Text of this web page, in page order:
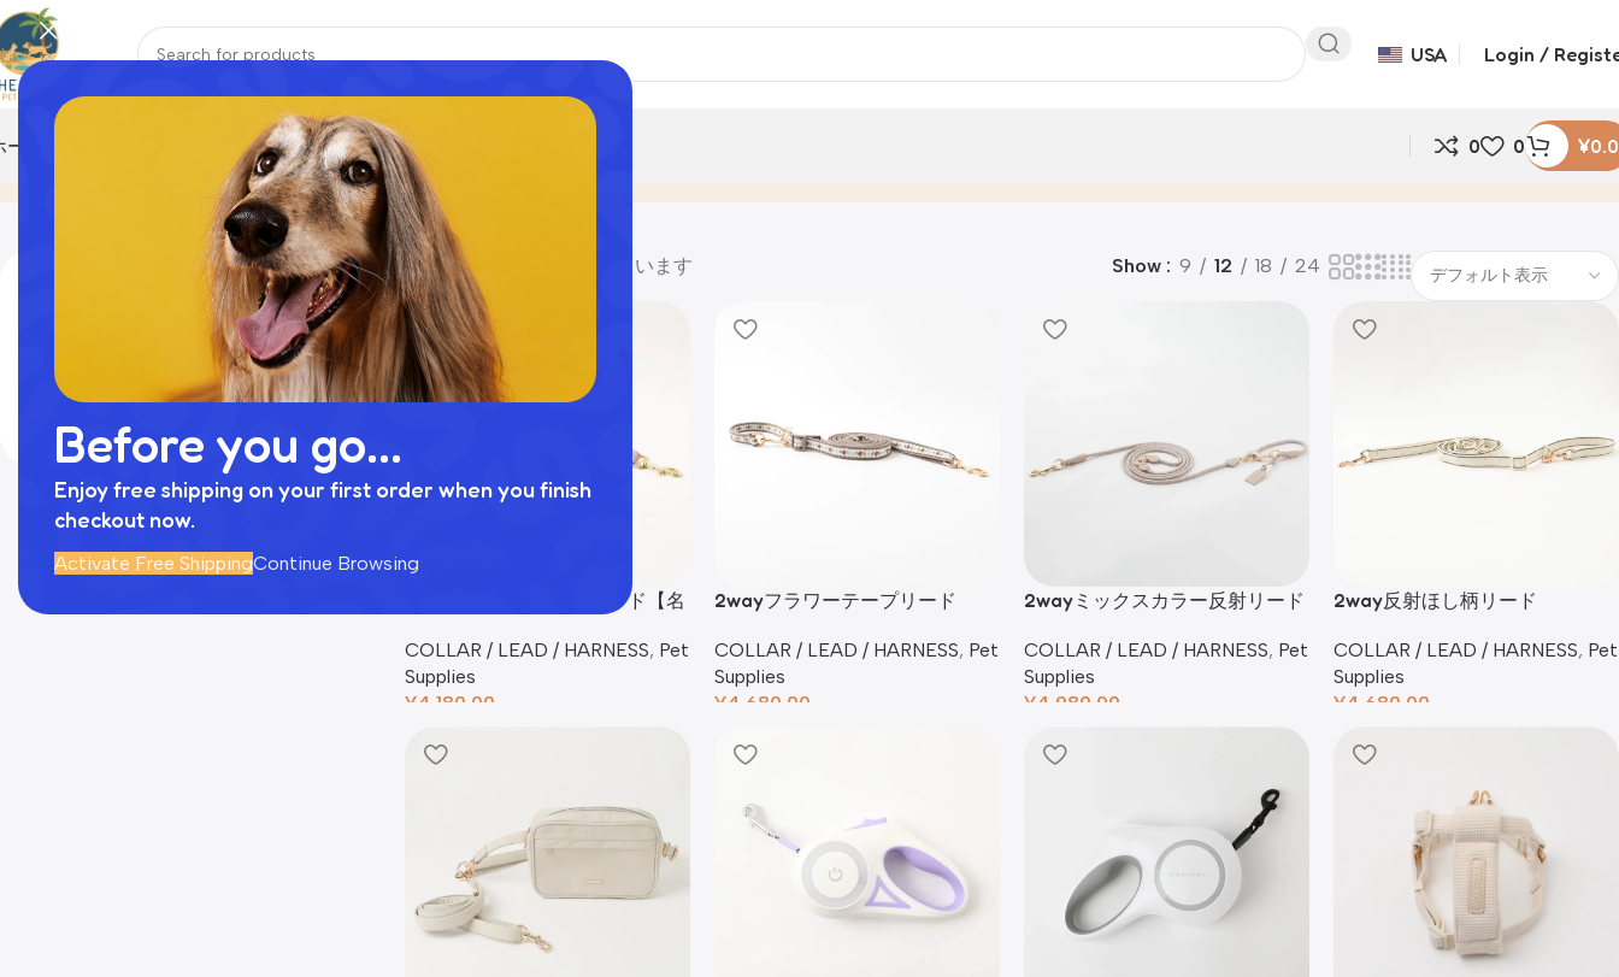
Before you go...
Enjoy free shipping on your first order when you finish
checkout now.
Activate Free ShippingContinue Browsing
USA Login /
ム ペットウェアペット寝具リード 0 0 ¥
COLLAR / LEAD / HARNESSHome
絞り込み
価格:¥1,980—¥9,800
結果の1～12/127を表示しています Show 9 12 18 24
2wayコットンライクリード【名
COLLAR / LEAD / HARNESS, Pet
Supplies
¥4,180.00
2wayフラワーテープリード
COLLAR / LEAD / HARNESS, Pet
Supplies
¥4,680.00
2wayミックスカラー反射リード
COLLAR / LEAD / HARNESS, Pet
Supplies
¥4,980.00
2way反射ほし柄リード
COLLAR / LEAD / HARNESS, Pet
Supplies
¥4,680.00